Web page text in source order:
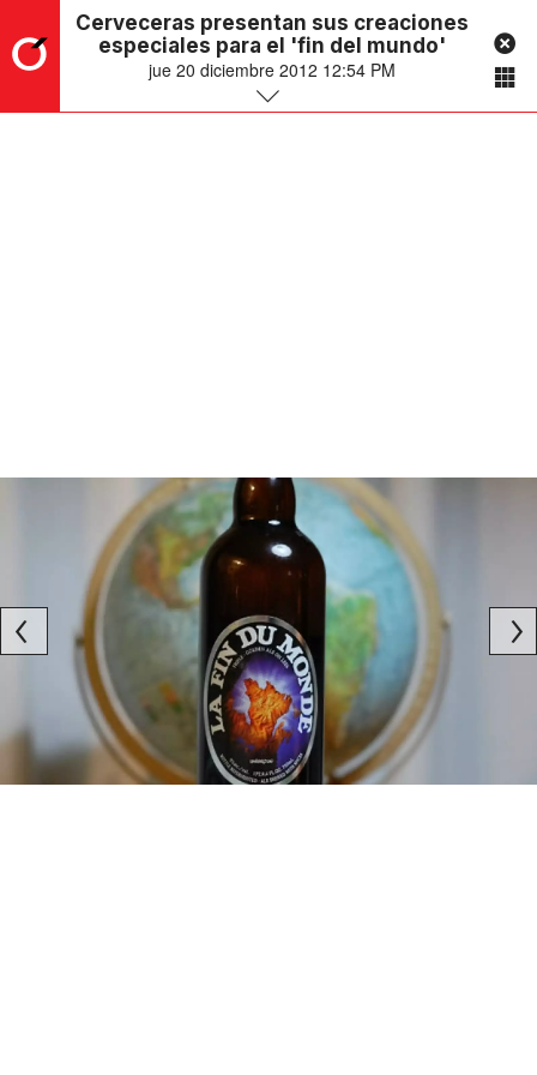
Cerveceras presentan sus creaciones
especiales para el 'fin del mundo'
jue 20 diciembre 2012 12:54 PM